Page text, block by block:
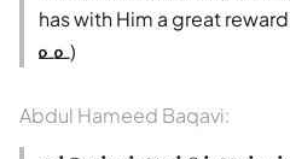
has with Him a great
௨௨)
Abdul Hameed Baqavi: